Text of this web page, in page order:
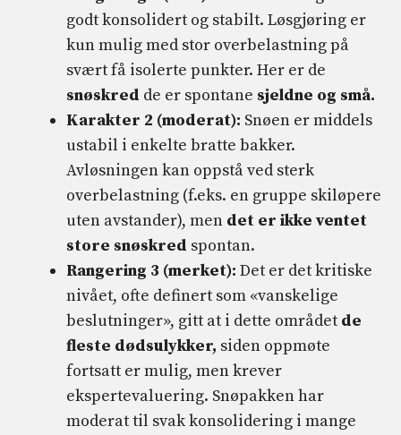
godt konsolidert og stabilt. Løsgjøring er
kun mulig med stor overbelastning på
svært få isolerte punkter. Her er de
snøskred de er spontane sjeldne og små.
Karakter 2 (moderat): Snøen er middels
ustabil i enkelte bratte bakker.
Avløsningen kan oppstå ved sterk
overbelastning (f.eks. en gruppe skiløpere
uten avstander), men det er ikke ventet
store snøskred spontan.
Rangering 3 (merket): Det er det kritiske
nivået, ofte definert som «vanskelige
beslutninger», gitt at i dette området de
fleste dødsulykker, siden oppmøte
fortsatt er mulig, men krever
ekspertevaluering. Snøpakken har
moderat til svak konsolidering i mange